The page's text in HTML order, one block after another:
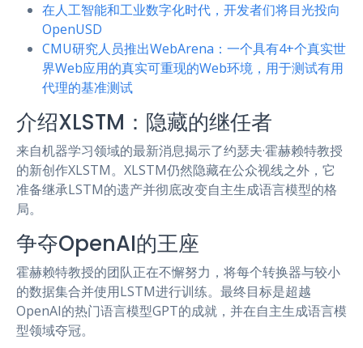
在人工智能和工业数字化时代，开发者们将目光投向
OpenUSD
CMU研究人员推出WebArena：一个具有4+个真实世
界Web应用的真实可重现的Web环境，用于测试有用
代理的基准测试
介绍XLSTM：隐藏的继任者
来自机器学习领域的最新消息揭示了约瑟夫·霍赫赖特教授
的新创作XLSTM。XLSTM仍然隐藏在公众视线之外，它
准备继承LSTM的遗产并彻底改变自主生成语言模型的格
局。
争夺OpenAI的王座
霍赫赖特教授的团队正在不懈努力，将每个转换器与较小
的数据集合并使用LSTM进行训练。最终目标是超越
OpenAI的热门语言模型GPT的成就，并在自主生成语言模
型领域夺冠。